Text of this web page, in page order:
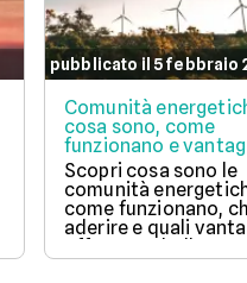
pubblicato il 5 febbraio
Comunità
cosa sono, come
funzionano e
Scopri cosa sono le
comunità
come funzionano,
aderire e quali
sostenibilità.